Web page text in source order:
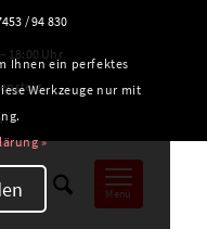
/ 94 830
– 18:00 Uhr
Menü
Ihnen ein perfektes
Werkzeuge nur mit
»